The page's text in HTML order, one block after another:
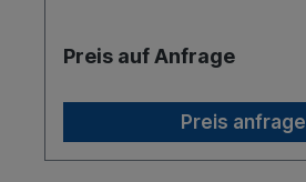
Dieselmotor Schaltgetriebe
Kat 1 Unabhängige
Steuergerät Standard
Beleuchtete Armaturen
verstellbares Lenkrad
Preis auf Anfrage
Preis